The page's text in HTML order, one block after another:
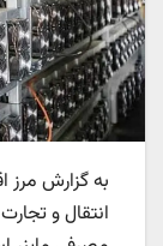
به گزارش مرز
انتقال و